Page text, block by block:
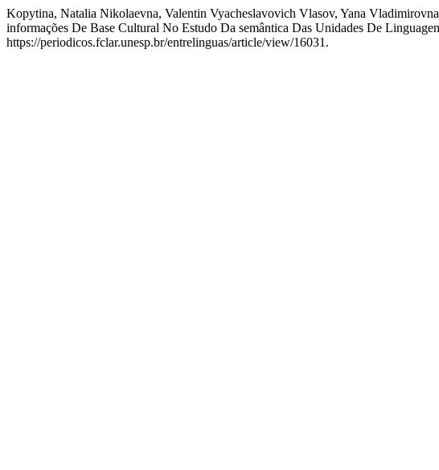
Kopytina, Natalia Nikolaevna, Valentin Vyacheslavovich Vlasov, Yana
informações De Base Cultural No Estudo Da semântica Das Unidades De
https://periodicos.fclar.unesp.br/entrelinguas/article/view/16031.